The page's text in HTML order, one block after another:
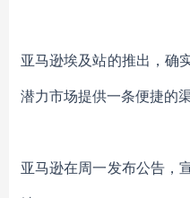
亚马逊埃及站的推出，确
潜力市场提供一条便捷的渠
亚马逊在周一发布公告，